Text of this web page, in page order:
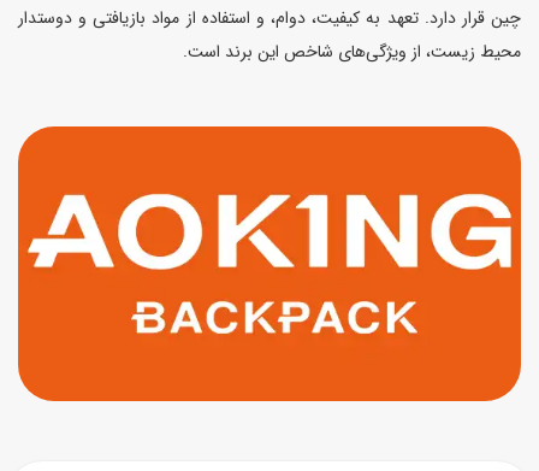
چین قرار دارد. تعهد به کیفیت، دوام، و استفاده از مواد بازیافتی و دوستدار
محیط زیست، از ویژگی‌های شاخص این برند است.